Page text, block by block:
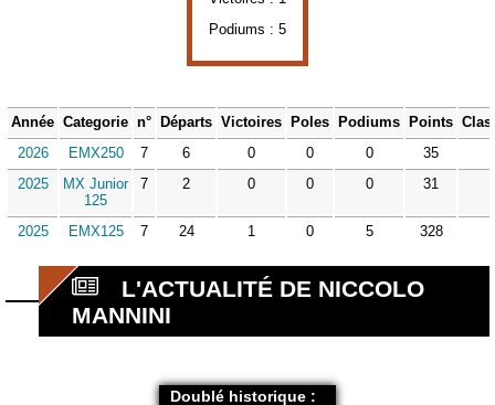
Podiums : 5
Année Categorie n° Départs Victoires Poles Podiums Points
2026
EMX250 7 6 0 0 0 35
2025
MX Junior
125
7 2 0 0 0 31
2025 EMX125 7 24 1 0 5 328
L'ACTUALITÉ DE NICCOLO
MANNINI
Doublé historique :